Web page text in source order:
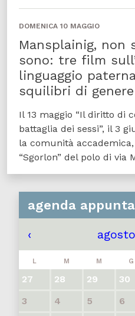
DOMENICA 10 MAGGIO
Mansplainig, non
sono: tre film
linguaggio
squilibri di genere
Il 13 maggio “Il diritto di
battaglia dei sessi”, il 3
la comunità
“Sgorlon” del polo di via
agenda
‹
L M M G
27 28 29 30
3
4 5 6